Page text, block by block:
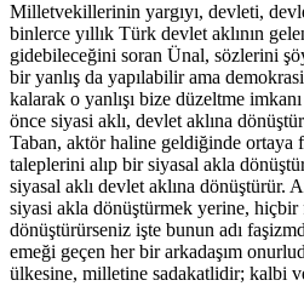
Milletvekillerinin yargıyı, devleti,
binlerce yıllık Türk devlet aklının
gidebileceğini soran Ünal, sözlerini
bir yanlış da yapılabilir ama
kalarak o yanlışı bize düzeltme
önce siyasi aklı, devlet aklına
Taban, aktör haline geldiğinde ortaya
taleplerini alıp bir siyasal akla
siyasal aklı devlet aklına dönüştürür.
siyasi akla dönüştürmek yerine,
dönüştürürseniz işte bunun adı
emeği geçen her bir arkadaşım
ülkesine, milletine sadakatlidir; kalbi